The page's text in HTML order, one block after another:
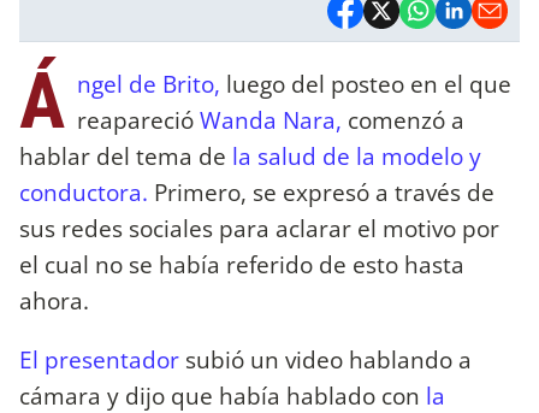
Á ngel de Brito, luego del posteo en el que
reaparecióWanda Nara, comenzó a
hablar del tema de la salud de la modelo y
conductora. Primero, se expresó a través de
sus redes sociales para aclarar el motivo por
el cual no se había referido de esto hasta
ahora.
El presentador subió un video hablando a
cámara y dijo que había hablado con la